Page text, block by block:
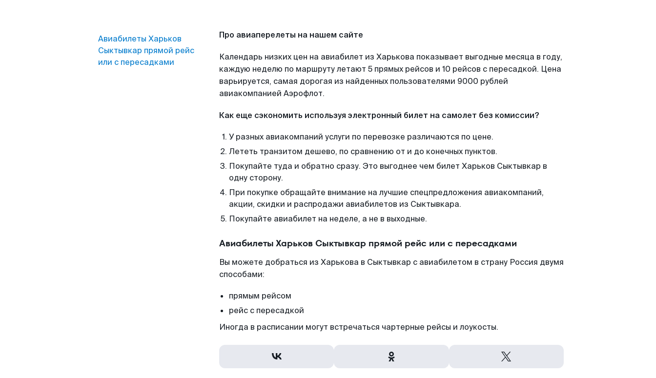
Авиабилеты Харьков
Сыктывкар прямой рейс
или с пересадками
Про авиаперелеты на нашем сайте
Календарь низких цен на авиабилет из Харькова показывает выгодные месяца в году,
каждую неделю по маршруту летают 5 прямых рейсов и 10 рейсов с пересадкой. Цена
варьируется, самая дорогая из найденных пользователями 9000 рублей
авиакомпанией Аэрофлот.
Как еще сэкономить используя электронный билет на самолет без комиссии?
У разных авиакомпаний услуги по перевозке различаются по цене.
Лететь транзитом дешево, по сравнению от и до конечных пунктов.
Покупайте туда и обратно сразу. Это выгоднее чем билет Харьков Сыктывкар в
одну сторону.
При покупке обращайте внимание на лучшие спецпредложения авиакомпаний,
акции, скидки и распродажи авиабилетов из Сыктывкара.
Покупайте авиабилет на неделе, а не в выходные.
Авиабилеты Харьков Сыктывкар прямой рейс или с пересадками
Вы можете добраться из Харькова в Сыктывкар с авиабилетом в страну Россия двумя
способами:
прямым рейсом
рейс с пересадкой
Иногда в расписании могут встречаться чартерные рейсы и лоукосты.